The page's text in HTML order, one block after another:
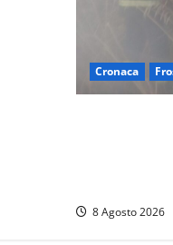
Cronaca
8 Agosto 2026